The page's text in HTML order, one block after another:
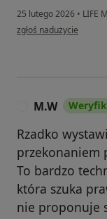
25 lutego 2026 • LIFE
w opinii użytkownika
zgłoś nadużycie
M.W
Rzadko
przekonaniem
To bardzo
która szuka
nie proponuje